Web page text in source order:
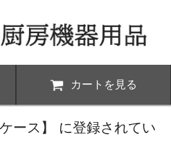
カートを見る
ース】 に登録されてい